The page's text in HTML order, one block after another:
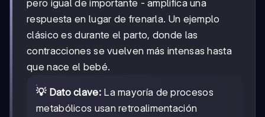
pero igual de importante - amplifica una
respuesta en lugar de frenarla. Un ejemplo
clásico es durante el parto, donde las
contracciones se vuelven más intensas hasta
que nace el bebé.
💡 Dato clave:La mayoría de procesos
metabólicos usan retroalimentación